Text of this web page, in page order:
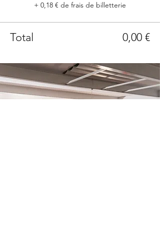
+ 0,18 € de frais de billetterie
Total 0,00 €